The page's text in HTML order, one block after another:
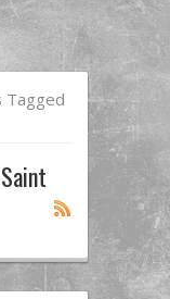
Tagged